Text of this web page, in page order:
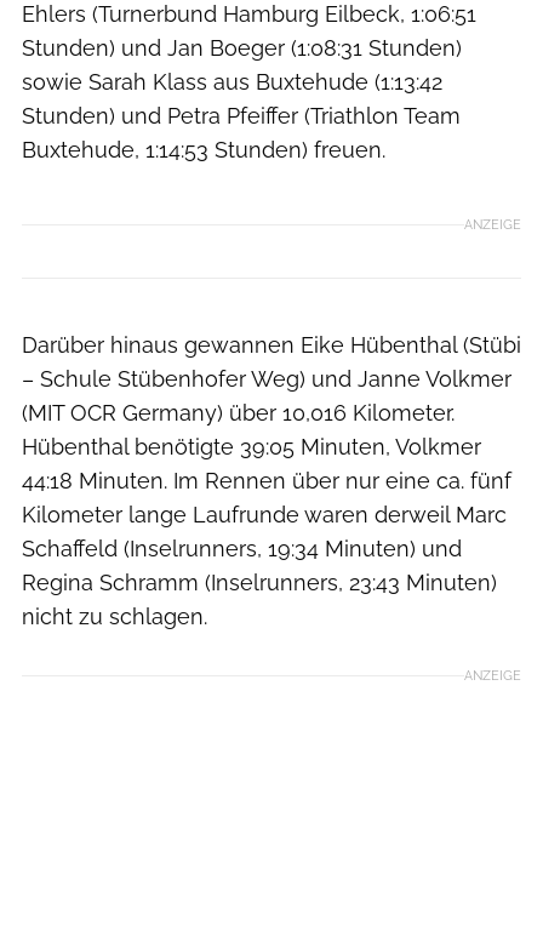
Ehlers (Turnerbund Hamburg Eilbeck, 1:06:51
Stunden) und Jan Boeger (1:08:31 Stunden)
sowie Sarah Klass aus Buxtehude (1:13:42
Stunden) und Petra Pfeiffer (Triathlon Team
Buxtehude, 1:14:53 Stunden) freuen.
ANZEIGE
Darüber hinaus gewannen Eike Hübenthal (Stübi
– Schule Stübenhofer Weg) und Janne Volkmer
(MIT OCR Germany) über 10,016 Kilometer.
Hübenthal benötigte 39:05 Minuten, Volkmer
44:18 Minuten. Im Rennen über nur eine ca. fünf
Kilometer lange Laufrunde waren derweil Marc
Schaffeld (Inselrunners, 19:34 Minuten) und
Regina Schramm (Inselrunners, 23:43 Minuten)
nicht zu schlagen.
ANZEIGE